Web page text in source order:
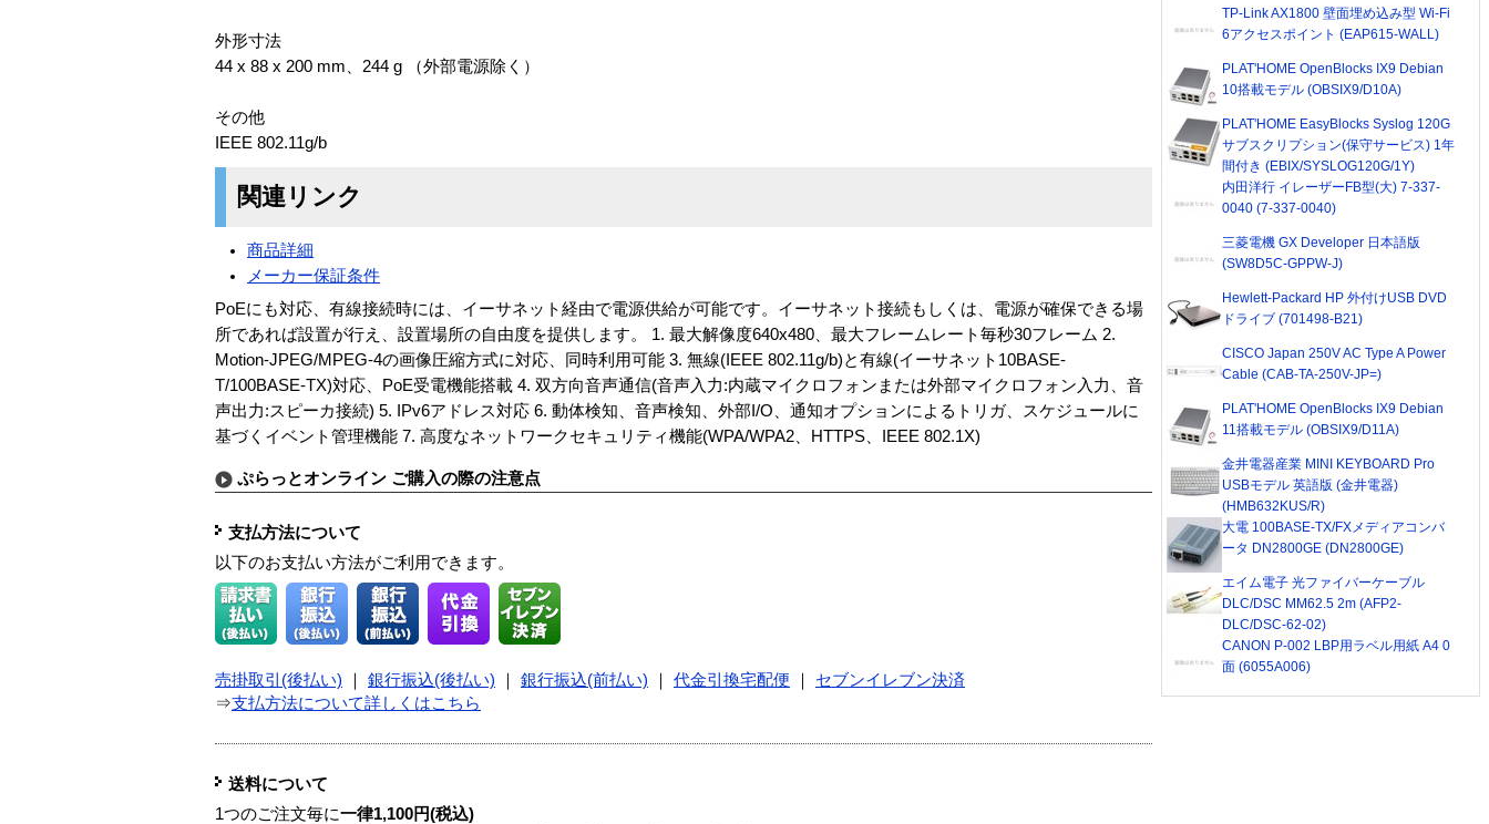
外形寸法
44 x 88 x 200 mm、244 g （外部電源除く）
その他
IEEE 802.11g/b
関連リンク
商品詳細
メーカー保証条件
PoEにも対応、有線接続時には、イーサネット経由で電源供給が可能です。イーサネット接続もしくは、電源が確保できる場
所であれば設置が行え、設置場所の自由度を提供します。 1. 最大解像度640x480、最大フレームレート毎秒30フレーム 2.
Motion-JPEG/MPEG-4の画像圧縮方式に対応、同時利用可能 3. 無線(IEEE 802.11g/b)と有線(イーサネット10BASE-
T/100BASE-TX)対応、PoE受電機能搭載 4. 双方向音声通信(音声入力:内蔵マイクロフォンまたは外部マイクロフォン入力、音
声出力:スピーカ接続) 5. IPv6アドレス対応 6. 動体検知、音声検知、外部I/O、通知オプションによるトリガ、スケジュールに
基づくイベント管理機能 7. 高度なネットワークセキュリティ機能(WPA/WPA2、HTTPS、IEEE 802.1X)
ぷらっとオンライン ご購入の際の注意点
支払方法について
以下のお支払い方法がご利用できます。
売掛取引(後払い) ｜ 銀行振込(後払い) ｜ 銀行振込(前払い) ｜ 代金引換宅配便 ｜ セブンイレブン決済
⇒支払方法について詳しくはこちら
送料について
1つのご注文毎に一律1,100円(税込)
TP-Link AX1800 壁面埋め込み型 Wi-Fi
6アクセスポイント (EAP615-WALL)
PLAT'HOME OpenBlocks IX9 Debian
10搭載モデル (OBSIX9/D10A)
PLAT'HOME EasyBlocks Syslog 120G
サブスクリプション(保守サービス) 1年
間付き (EBIX/SYSLOG120G/1Y)
内田洋行 イレーザーFB型(大) 7-337-
0040 (7-337-0040)
三菱電機 GX Developer 日本語版
(SW8D5C-GPPW-J)
Hewlett-Packard HP 外付けUSB DVD
ドライブ (701498-B21)
CISCO Japan 250V AC Type A Power
Cable (CAB-TA-250V-JP=)
PLAT'HOME OpenBlocks IX9 Debian
11搭載モデル (OBSIX9/D11A)
金井電器産業 MINI KEYBOARD Pro
USBモデル 英語版 (金井電器)
(HMB632KUS/R)
大電 100BASE-TX/FXメディアコンバ
ータ DN2800GE (DN2800GE)
エイム電子 光ファイバーケーブル
DLC/DSC MM62.5 2m (AFP2-
DLC/DSC-62-02)
CANON P-002 LBP用ラベル用紙 A4 0
面 (6055A006)